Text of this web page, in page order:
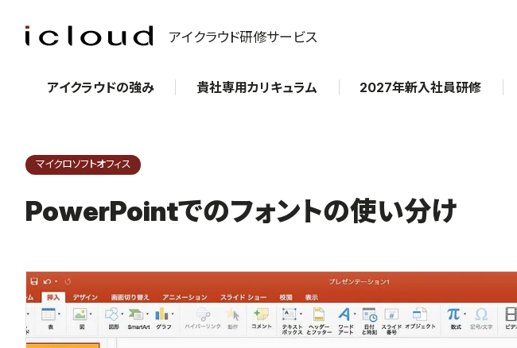
アイクラウド研修サービス
アイクラウドの強み 貴社専用カリキュラム 2027年新入社員研修
マイクロソフトオフィス
PowerPointでのフォントの使い分け